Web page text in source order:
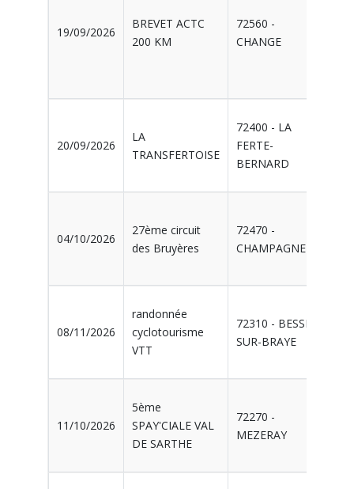
19/09/2026
BREVET ACTC
200 KM
72560 -
CHANGE
20/09/2026
LA
TRANSFERTOISE
72400 - LA
FERTE-
BERNARD
04/10/2026
27ème circuit
des Bruyères
72470 -
CHAMPAGNE
08/11/2026
randonnée
cyclotourisme
VTT
72310 - BESSE-
SUR-BRAYE
11/10/2026
5ème
SPAY'CIALE VAL
DE SARTHE
72270 -
MEZERAY